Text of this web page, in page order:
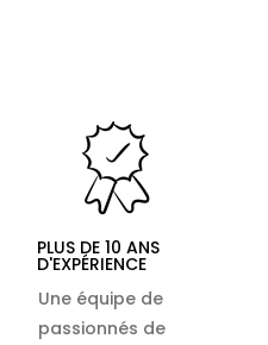
PLUS DE 10 ANS
D'EXPÉRIENCE
Une équipe de
passionnés de